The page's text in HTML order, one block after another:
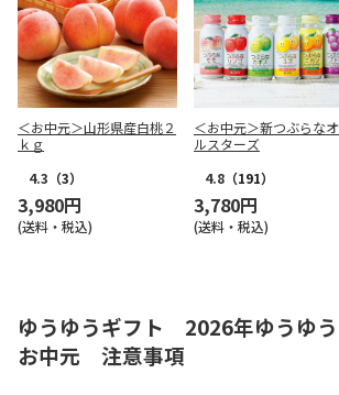
＜お中元＞山形県産白桃２
ｋｇ
4.3 （3）
3,980円
(送料・税込)
＜お中元＞新つぶらな
ルスターズ
4.8 （191）
3,780円
(送料・税込)
ゆうゆうギフト 2026年ゆうゆ
お中元 注意事項